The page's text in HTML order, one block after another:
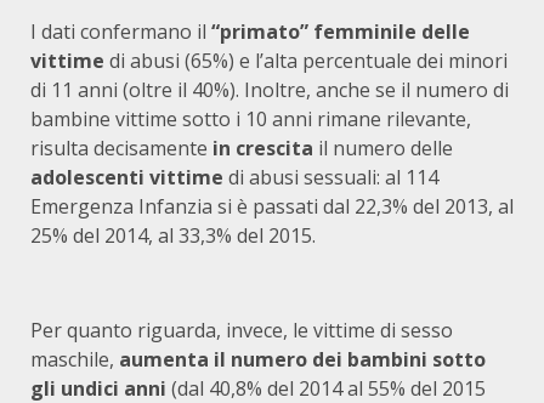
I dati confermano il “primato” femminile delle
vittime di abusi (65%) e l’alta percentuale dei minori
di 11 anni (oltre il 40%). Inoltre, anche se il numero di
bambine vittime sotto i 10 anni rimane rilevante,
risulta decisamente in crescita il numero delle
adolescenti vittime di abusi sessuali: al 114
Emergenza Infanzia si è passati dal 22,3% del 2013, al
25% del 2014, al 33,3% del 2015.
Per quanto riguarda, invece, le vittime di sesso
maschile, aumenta il numero dei bambini sotto
gli undici anni (dal 40,8% del 2014 al 55% del 2015